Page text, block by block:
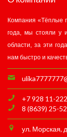
Компания «Тёплые
года, мы стояли у
области, за эти
нам быстро и
+7 928 11-
8 (8639) 25-
ул. Морская,